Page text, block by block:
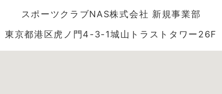
スポーツクラブNAS株式会社 新規事業部
東京都港区虎ノ門4-3-1城山トラストタワー26F